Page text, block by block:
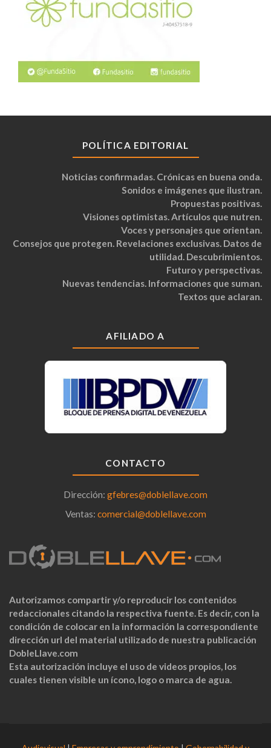
POLÍTICA EDITORIAL
Noticias confirmadas. Crónicas en buena onda.
Sonidos e imágenes que ilustran.
Propuestas positivas.
Visiones optimistas. Artículos que nutren.
Voces y personajes que orientan.
Consejos que protegen. Revelaciones exclusivas. Datos de
utilidad. Descubrimientos.
Futuro y perspectivas.
Nuevas tendencias. Informaciones que suman.
Textos que aclaran.
AFILIADO A
CONTACTO
Dirección: gfebres@doblellave.com
Ventas: comercial@doblellave.com
Autorizamos compartir y/o reproducir los contenidos
redaccionales citando la respectiva fuente. Es decir, con la
condición de colocar en la información la correspondiente
dirección url del material utilizado de nuestra publicación
DobleLlave.com
Esta autorización incluye el uso de videos propios, los
cuales tienen visible un ícono, logo o marca de agua.